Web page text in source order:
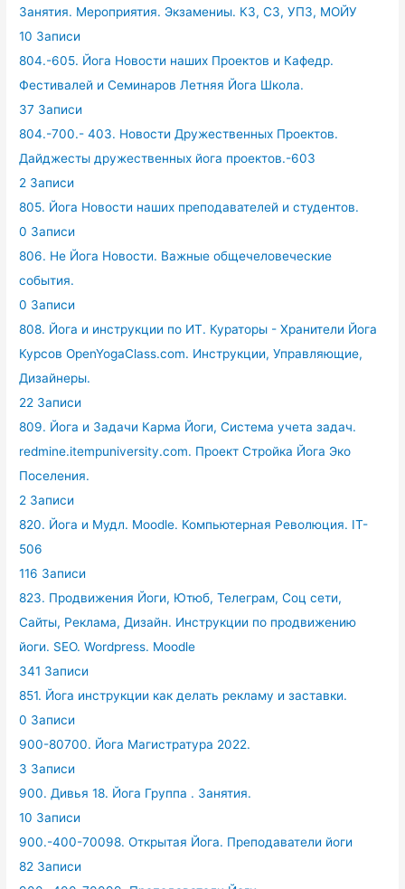
Занятия. Мероприятия. Экзамениы. КЗ, СЗ, УПЗ, МОЙУ
10 Записи
804.-605. Йога Новости наших Проектов и Кафедр.
Фестивалей и Семинаров Летняя Йога Школа.
37 Записи
804.-700.- 403. Новости Дружественных Проектов.
Дайджесты дружественных йога проектов.-603
2 Записи
805. Йога Новости наших преподавателей и студентов.
0 Записи
806. Не Йога Новости. Важные общечеловеческие
события.
0 Записи
808. Йога и инструкции по ИТ. Кураторы - Хранители Йога
Курсов OpenYogaClass.com. Инструкции, Управляющие,
Дизайнеры.
22 Записи
809. Йога и Задачи Карма Йоги, Система учета задач.
redmine.itempuniversity.com. Проект Стройка Йога Эко
Поселения.
2 Записи
820. Йога и Мудл. Moodle. Компьютерная Революция. IT-
506
116 Записи
823. Продвижения Йоги, Ютюб, Телеграм, Соц сети,
Сайты, Реклама, Дизайн. Инструкции по продвижению
йоги. SEO. Wordpress. Moodle
341 Записи
851. Йога инструкции как делать рекламу и заставки.
0 Записи
900-80700. Йога Магистратура 2022.
3 Записи
900. Дивья 18. Йога Группа . Занятия.
10 Записи
900.-400-70098. Открытая Йога. Преподаватели йоги
82 Записи